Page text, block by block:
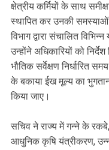
क्षेत्रीय कर्मियों के साथ
स्थापित कर उनकी समस्याओं
विभाग द्वारा संचालित
उन्होंने अधिकारियों को
भौतिक सर्वेक्षण निर्धारित
के बकाया ईख मूल्य का
किया जाए।
सचिव ने राज्य में गन्ने के रकबे,
आधुनिक कृषि यंत्रीकरण,